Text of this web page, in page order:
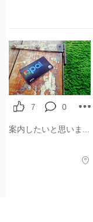
0
7
案内したいと思いま...